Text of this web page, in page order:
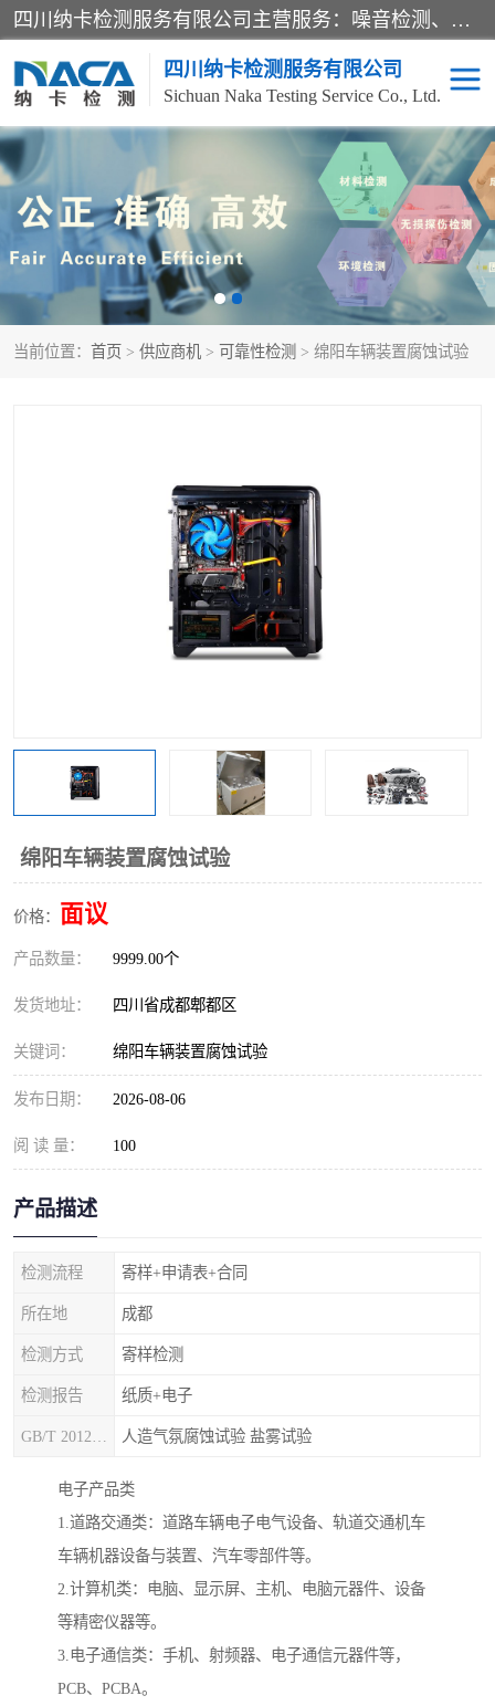
四川纳卡检测服务有限公司主营服务：噪音检测、灯光检测、防护网检测、磁性检测、无损检测、燃烧等级检测；本着严谨、规范的态度严格执行国家现行标准、规范及规程，奉行“科学公正、准确、持续改进、诚信服务”的企业价值和“科学、信誉、服务”的企业宗旨，竭诚为广大客户服务。
四川纳卡检测服务有限公司
Sichuan Naka Testing Service Co., Ltd.
当前位置： 首页 > 供应商机 > 可靠性检测 > 绵阳车辆装置腐蚀试验
绵阳车辆装置腐蚀试验
价格： 面议
产品数量： 9999.00个
发货地址： 四川省成都郫都区
关键词： 绵阳车辆装置腐蚀试验
发布日期： 2026-08-06
阅 读 量： 100
产品描述
检测流程 寄样+申请表+合同
所在地 成都
检测方式 寄样检测
检测报告 纸质+电子
人造气氛腐蚀试验 盐雾试验
电子产品类
1.道路交通类：道路车辆电子电气设备、轨道交通机车
车辆机器设备与装置、汽车零部件等。
2.计算机类：电脑、显示屏、主机、电脑元器件、设备
等精密仪器等。
3.电子通信类：手机、射频器、电子通信元器件等，
PCB、PCBA。
噪音检测 灯光检测
防护网检测 磁性检测
无损检测 燃烧等级检测
可靠性检测 产品检测